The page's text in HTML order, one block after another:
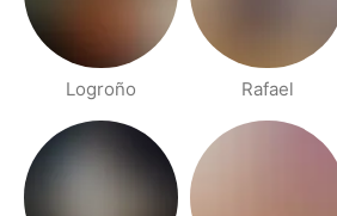
Logroño Rafael